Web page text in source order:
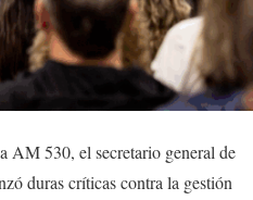
AM 530, el secretario general de
duras críticas contra la gestión